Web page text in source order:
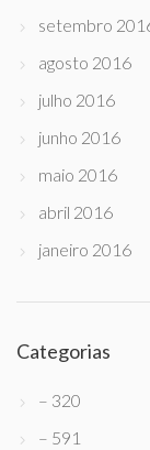
setembro
agosto 2016
julho 2016
junho 2016
maio 2016
abril 2016
janeiro 2016
Categorias
– 320
– 591